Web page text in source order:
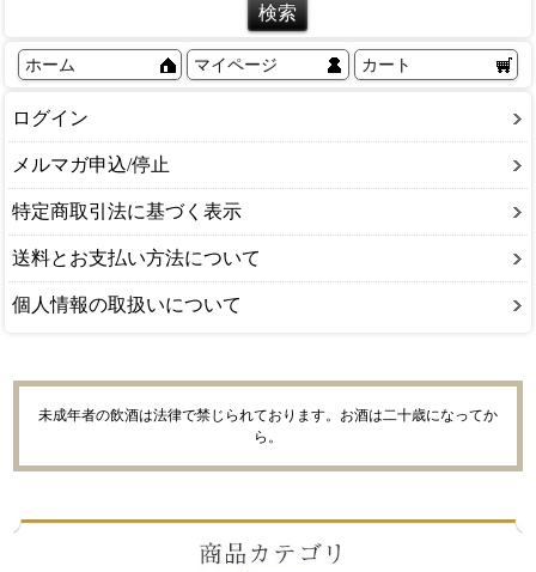
ホーム マイページ カート
ログイン
メルマガ申込/停止
特定商取引法に基づく表示
送料とお支払い方法について
個人情報の取扱いについて
未成年者の飲酒は法律で禁じられております。お酒は二十歳になってか
ら。